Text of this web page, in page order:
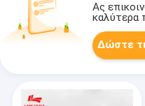
Ας
καλύτερα
Δώστε